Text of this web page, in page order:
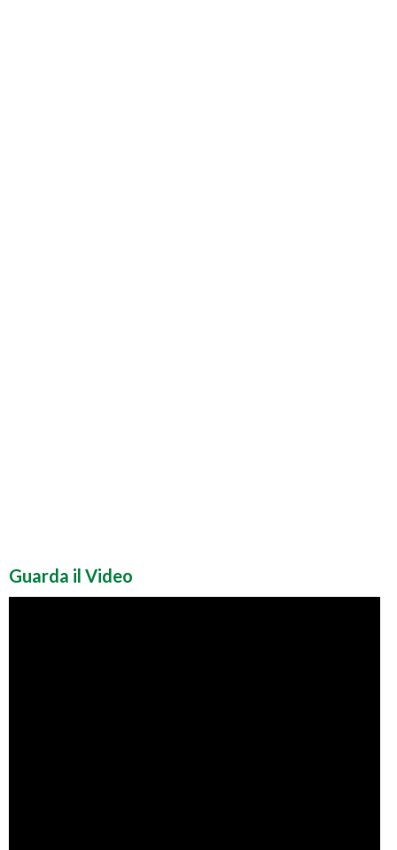
Guarda il Video